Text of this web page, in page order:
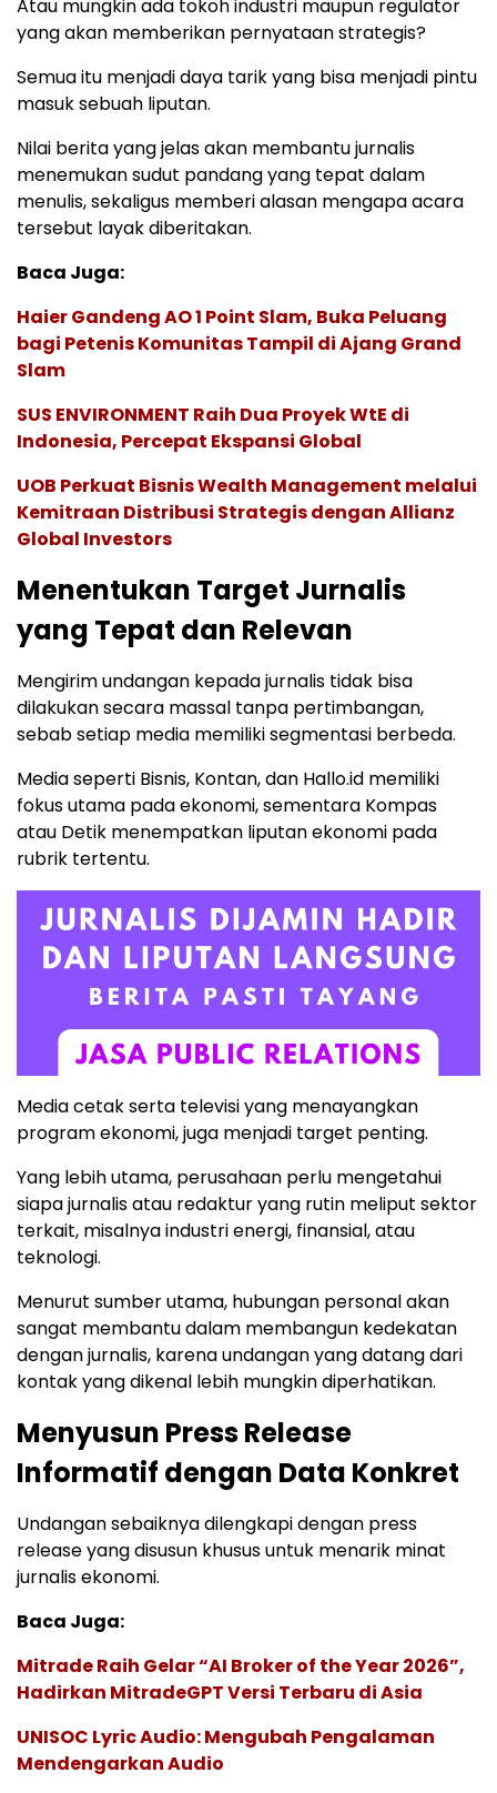
Atau mungkin ada tokoh industri maupun regulator
yang akan memberikan pernyataan strategis?
Semua itu menjadi daya tarik yang bisa menjadi pintu
masuk sebuah liputan.
Nilai berita yang jelas akan membantu jurnalis
menemukan sudut pandang yang tepat dalam
menulis, sekaligus memberi alasan mengapa acara
tersebut layak diberitakan.
Baca Juga:
Haier Gandeng AO 1 Point Slam, Buka Peluang
bagi Petenis Komunitas Tampil di Ajang Grand
Slam
SUS ENVIRONMENT Raih Dua Proyek WtE di
Indonesia, Percepat Ekspansi Global
UOB Perkuat Bisnis Wealth Management melalui
Kemitraan Distribusi Strategis dengan Allianz
Global Investors
Menentukan Target Jurnalis
yang Tepat dan Relevan
Mengirim undangan kepada jurnalis tidak bisa
dilakukan secara massal tanpa pertimbangan,
sebab setiap media memiliki segmentasi berbeda.
Media seperti Bisnis, Kontan, dan Hallo.id memiliki
fokus utama pada ekonomi, sementara Kompas
atau Detik menempatkan liputan ekonomi pada
rubrik tertentu.
Media cetak serta televisi yang menayangkan
program ekonomi, juga menjadi target penting.
Yang lebih utama, perusahaan perlu mengetahui
siapa jurnalis atau redaktur yang rutin meliput sektor
terkait, misalnya industri energi, finansial, atau
teknologi.
Menurut sumber utama, hubungan personal akan
sangat membantu dalam membangun kedekatan
dengan jurnalis, karena undangan yang datang dari
kontak yang dikenal lebih mungkin diperhatikan.
Menyusun Press Release
Informatif dengan Data Konkret
Undangan sebaiknya dilengkapi dengan press
release yang disusun khusus untuk menarik minat
jurnalis ekonomi.
Baca Juga:
Mitrade Raih Gelar “AI Broker of the Year 2026”,
Hadirkan MitradeGPT Versi Terbaru di Asia
UNISOC Lyric Audio: Mengubah Pengalaman
Mendengarkan Audio